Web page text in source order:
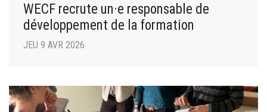
WECF recrute un·e responsable de
développement de la formation
JEU 9 AVR 2026